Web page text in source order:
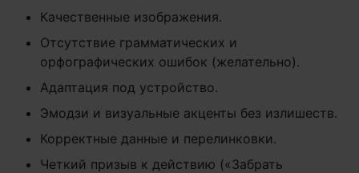
Качественные изображения.
Отсутствие грамматических и
орфографических ошибок (желательно).
Адаптация под устройство.
Эмодзи и визуальные акценты без излишеств.
Корректные данные и перелинковки.
Четкий призыв к действию («Забрать